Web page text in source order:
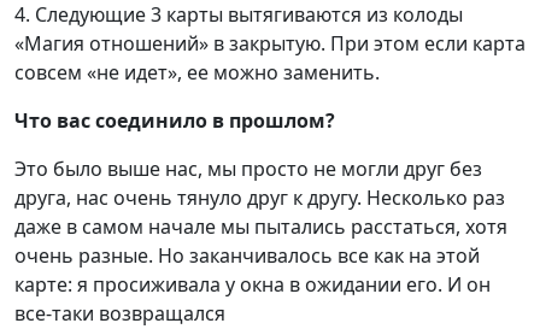
4. Следующие 3 карты вытягиваются из колоды
«Магия отношений» в закрытую. При этом если карта
совсем «не идет», ее можно заменить.
Что вас соединило в прошлом?
Это было выше нас, мы просто не могли друг без
друга, нас очень тянуло друг к другу. Несколько раз
даже в самом начале мы пытались расстаться, хотя
очень разные. Но заканчивалось все как на этой
карте: я просиживала у окна в ожидании его. И он
все-таки возвращался